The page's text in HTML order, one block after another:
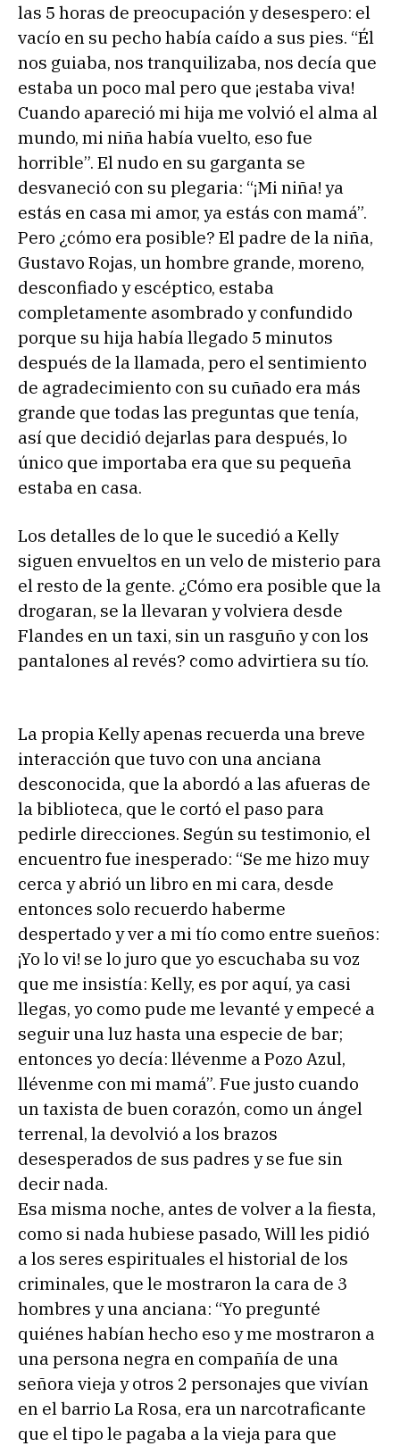
las 5 horas de preocupación y desespero: el
vacío en su pecho había caído a sus pies. “Él
nos guiaba, nos tranquilizaba, nos decía que
estaba un poco mal pero que ¡estaba viva!
Cuando apareció mi hija me volvió el alma al
mundo, mi niña había vuelto, eso fue
horrible”. El nudo en su garganta se
desvaneció con su plegaria: “¡Mi niña! ya
estás en casa mi amor, ya estás con mamá”.
Pero ¿cómo era posible? El padre de la niña,
Gustavo Rojas, un hombre grande, moreno,
desconfiado y escéptico, estaba
completamente asombrado y confundido
porque su hija había llegado 5 minutos
después de la llamada, pero el sentimiento
de agradecimiento con su cuñado era más
grande que todas las preguntas que tenía,
así que decidió dejarlas para después, lo
único que importaba era que su pequeña
estaba en casa.
Los detalles de lo que le sucedió a Kelly
siguen envueltos en un velo de misterio para
el resto de la gente. ¿Cómo era posible que la
drogaran, se la llevaran y volviera desde
Flandes en un taxi, sin un rasguño y con los
pantalones al revés? como advirtiera su tío.
La propia Kelly apenas recuerda una breve
interacción que tuvo con una anciana
desconocida, que la abordó a las afueras de
la biblioteca, que le cortó el paso para
pedirle direcciones. Según su testimonio, el
encuentro fue inesperado: “Se me hizo muy
cerca y abrió un libro en mi cara, desde
entonces solo recuerdo haberme
despertado y ver a mi tío como entre sueños:
¡Yo lo vi! se lo juro que yo escuchaba su voz
que me insistía: Kelly, es por aquí, ya casi
llegas, yo como pude me levanté y empecé a
seguir una luz hasta una especie de bar;
entonces yo decía: llévenme a Pozo Azul,
llévenme con mi mamá”. Fue justo cuando
un taxista de buen corazón, como un ángel
terrenal, la devolvió a los brazos
desesperados de sus padres y se fue sin
decir nada.
Esa misma noche, antes de volver a la fiesta,
como si nada hubiese pasado, Will les pidió
a los seres espirituales el historial de los
criminales, que le mostraron la cara de 3
hombres y una anciana: “Yo pregunté
quiénes habían hecho eso y me mostraron a
una persona negra en compañía de una
señora vieja y otros 2 personajes que vivían
en el barrio La Rosa, era un narcotraficante
que el tipo le pagaba a la vieja para que